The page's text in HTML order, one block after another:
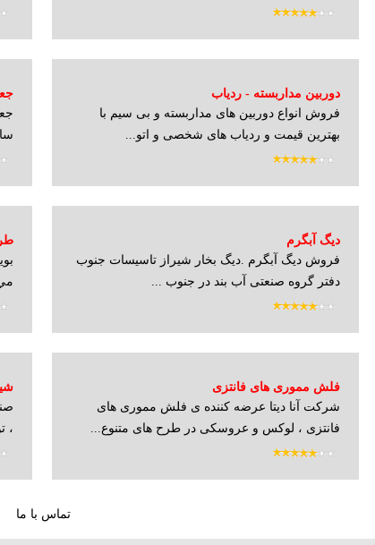
دوربین مداربسته - ردیاب
فروش انواع دوربین های مداربسته و بی سیم با
بهترین قیمت و ردیاب های شخصی و اتو...
دیگ آبگرم
فروش دیگ آبگرم .دیگ بخار شیراز تاسیسات جنوب
دفتر گروه صنعتی آب بند در جنوب ...
فلش مموری های فانتزی
شرکت آنا دیتا عرضه کننده ی فلش مموری های
فانتزی ، لوکس و عروسکی در طرح های متنوع...
،
تماس با ما